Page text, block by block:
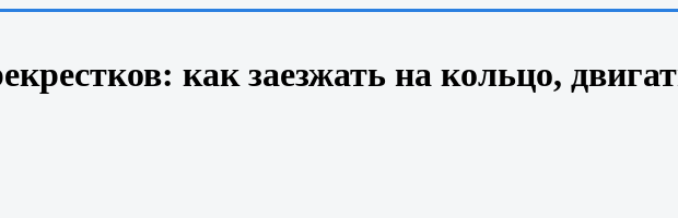
как заезжать на кольцо,